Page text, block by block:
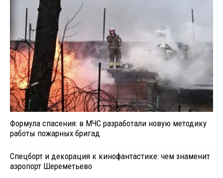
Формула спасения: в МЧС разработали новую методику
работы пожарных бригад
Спецборт и декорация к кинофантастике: чем знаменит
аэропорт Шереметьево